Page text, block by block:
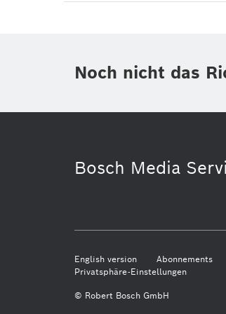
Noch nicht das
Bosch Media
© Robert Bosch GmbH
English version Abonnements
Privatsphäre-Einstellungen